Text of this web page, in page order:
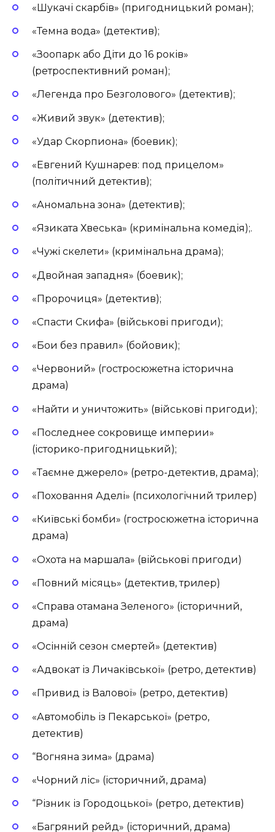
«Шукачі скарбів» (пригодницький роман);
«Темна вода» (детектив);
«Зоопарк або Діти до 16 років»
(ретроспективний роман);
«Легенда про Безголового» (детектив);
«Живий звук» (детектив);
«Удар Скорпиона» (боевик);
«Евгений Кушнарев: под прицелом»
(політичний детектив);
«Аномальна зона» (детектив);
«Язиката Хвеська» (кримінальна комедія);.
«Чужі скелети» (кримінальна драма);
«Двойная западня» (боевик);
«Пророчиця» (детектив);
«Спасти Скифа» (військові пригоди);
«Бои без правил» (бойовик);
«Червоний» (гостросюжетна історична
драма)
«Найти и уничтожить» (військові пригоди);
«Последнее сокровище империи»
(історико-пригодницький);
«Таємне джерело» (ретро-детектив, драма);
«Поховання Аделі» (психологічний трилер)
«Київські бомби» (гостросюжетна історична
драма)
«Охота на маршала» (військові пригоди)
«Повний місяць» (детектив, трилер)
«Справа отамана Зеленого» (історичний,
драма)
«Осінній сезон смертей» (детектив)
«Адвокат із Личаківської» (ретро, детектив)
«Привид із Валової» (ретро, детектив)
«Автомобіль із Пекарської» (ретро,
детектив)
“Вогняна зима» (драма)
«Чорний ліс» (історичний, драма)
“Різник із Городоцької» (ретро, детектив)
«Багряний рейд» (історичний, драма)